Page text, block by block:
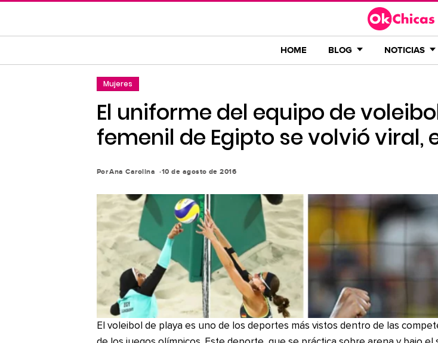
contenido
HOME BLOG NOTICIAS
Mujeres
El uniforme del equipo de
femenil de Egipto se volvió viral,
PorAna Carolina 10 de agosto de 2016
El voleibol de playa es uno de los deportes más vistos dentro de las